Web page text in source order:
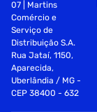
07 | Martins
Comércio e
Serviço de
Distribuição S.A.
Rua Jataí, 1150,
Aparecida,
Uberlândia / MG -
CEP 38400 - 632